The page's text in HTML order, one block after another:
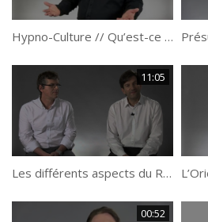
Hypno-Culture // Qu’est-ce que la Thérapie Systémique ? par Philippe Vernois
11:05
Les différents aspects du Rapport thérapeutique par Jean Charles Caustier.
00:52